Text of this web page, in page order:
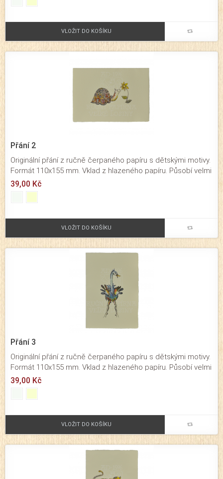
průhledné celofánové fólii.
VLOŽIT DO KOŠÍKU
Přání 2
Originální přání z ručně čerpaného papíru s dětskými motivy.
Formát 110x155 mm. Vklad z hlazeného papíru. Působí velmi
originálním dojmem. Přání určené pro významné osobní a
rodinné příležitosti. Baleno je společně s obálkou v
průhledné celofánové fólii.
39,00 Kč
VLOŽIT DO KOŠÍKU
Přání 3
Originální přání z ručně čerpaného papíru s dětskými motivy.
Formát 110x155 mm. Vklad z hlazeného papíru. Působí velmi
originálním dojmem. Přání určené pro významné osobní a
rodinné příležitosti. Baleno je společně s obálkou v
průhledné celofánové fólii.
39,00 Kč
VLOŽIT DO KOŠÍKU